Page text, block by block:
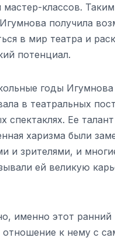
мастер-классов.
получила
в мир театра и
потенциал.
годы Игумнова
в театральных
спектаклях. Ее
харизма были
и зрителями, и
ей великую
именно этот ранний
отношение к нему с